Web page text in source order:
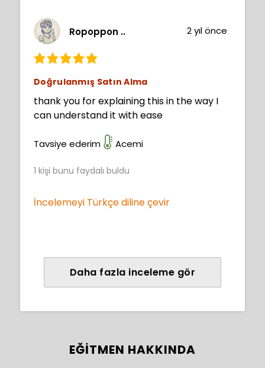
Ropoppon .. 2 yıl önce
Doğrulanmış Satın Alma
thank you for explaining this in the way I
can understand it with ease
Tavsiye ederim Acemi
1 kişi bunu faydalı buldu
İncelemeyi Türkçe diline çevir
Daha fazla inceleme gör
EĞITMEN HAKKINDA